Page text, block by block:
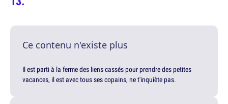
Ce contenu n'existe plus
Il est parti à la ferme des liens cassés pour prendre des petites
vacances, il est avec tous ses copains, ne t'inquiète pas.